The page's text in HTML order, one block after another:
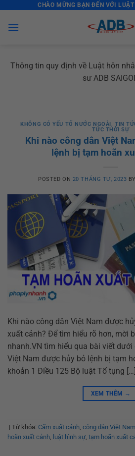
content
CHÀO MỪNG BẠN ĐẾN VỚI
Thông tin quy định về Luật hôn
sư ADB
KHÔNG CÓ YẾU TỐ NƯỚC NGOÀI, TIN
TỨC THỜI SỰ
Khi nào công dân Việt
lệnh bị tạm hoãn
POSTED ON 20 THÁNG TƯ, 2023 BY
Khi nào công dân Việt Nam được
xuất cảnh? Để tìm hiểu rõ hơn, mời
nhanh.VN tìm hiểu qua bài viết
Việt Nam được hủy bỏ lệnh bị tạm
khoản 1 Điều 125 Bộ luật Tố tụng […]
XEM THÊM →
| Từ khóa: Cấm xuất cảnh, công dân Việt
hoãn xuất cảnh, luật hình sự, tạm hoãn xuất